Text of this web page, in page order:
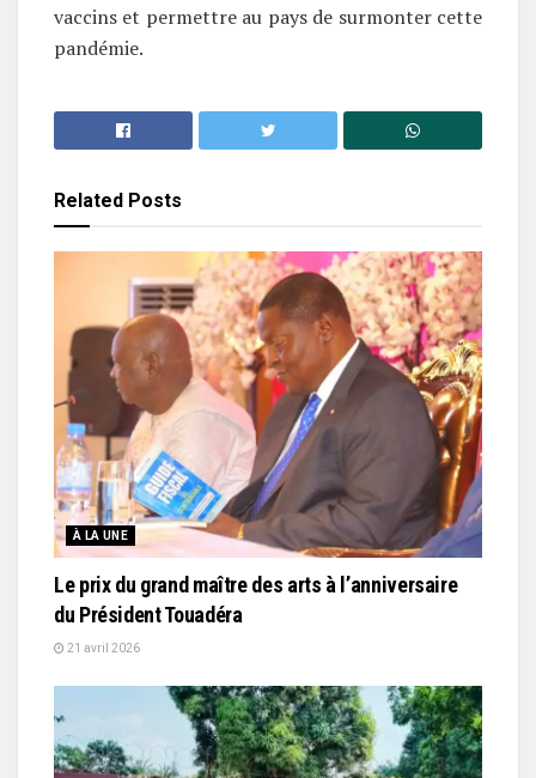
vaccins et permettre au pays de surmonter cette
pandémie.
Related Posts
À LA UNE
Le prix du grand maître des arts à l’anniversaire
du Président Touadéra
21 avril 2026